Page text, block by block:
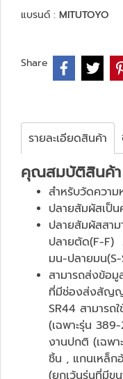
แบรนด์ : MITUTOYO
Share
รายละเอียดสินค้า
คุณสมบัติสินค้า
สำหรับวัดควา
ปลายสัมผัสเป็น
ปลายสัมผัสสา
ปลายตัด(F-F)
มน-ปลายมน(S-
สามารถส่งข้อ
ที่มีช่องส่งสัญญ
SR44 สามารถ
(เฉพาะรุ่น
งานปกติ (เฉพ
ชิ้น , แกนเหล็ก
(ยกเว้นรุ่นที่มีข